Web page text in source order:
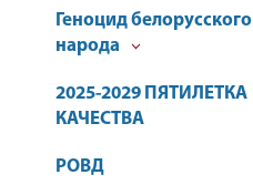
Геноцид белорусского
народа
2025-2029 ПЯТИЛЕТКА
КАЧЕСТВА
РОВД